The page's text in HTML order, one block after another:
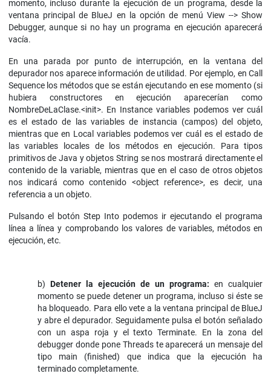
momento, incluso durante la ejecución de un programa, desde la
ventana principal de BlueJ en la opción de menú View --> Show
Debugger, aunque si no hay un programa en ejecución aparecerá
vacía.
En una parada por punto de interrupción, en la ventana del
depurador nos aparece información de utilidad. Por ejemplo, en Call
Sequence los métodos que se están ejecutando en ese momento (si
hubiera constructores en ejecución aparecerían como
NombreDeLaClase.<init>. En Instance variables podemos ver cuál
es el estado de las variables de instancia (campos) del objeto,
mientras que en Local variables podemos ver cuál es el estado de
las variables locales de los métodos en ejecución. Para tipos
primitivos de Java y objetos String se nos mostrará directamente el
contenido de la variable, mientras que en el caso de otros objetos
nos indicará como contenido <object reference>, es decir, una
referencia a un objeto.
Pulsando el botón Step Into podemos ir ejecutando el programa
línea a línea y comprobando los valores de variables, métodos en
ejecución, etc.
b) Detener la ejecución de un programa: en cualquier
momento se puede detener un programa, incluso si éste se
ha bloqueado. Para ello vete a la ventana principal de BlueJ
y abre el depurador. Seguidamente pulsa el botón señalado
con un aspa roja y el texto Terminate. En la zona del
debugger donde pone Threads te aparecerá un mensaje del
tipo main (finished) que indica que la ejecución ha
terminado completamente.